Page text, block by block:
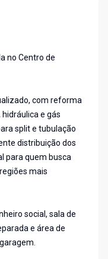
no Centro de
com reforma
e gás
split e tubulação
distribuição dos
para quem busca
mais
social, sala de
e área de